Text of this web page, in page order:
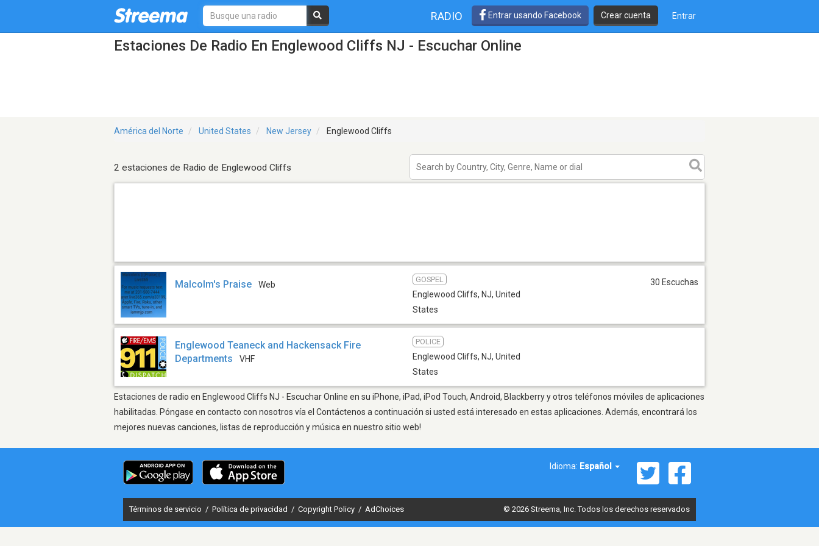
RADIO Entrar usando Facebook Crear cuenta Entrar
Estaciones De Radio En Englewood Cliffs NJ - Escuchar Online
América del Norte United States New Jersey Englewood Cliffs
2 estaciones de Radio de Englewood Cliffs
Malcolm's Praise Web
GOSPEL
Englewood Cliffs, NJ, United
States
30 Escuchas
Englewood Teaneck and Hackensack Fire
Departments
VHF
POLICE
Englewood Cliffs, NJ, United
States
Estaciones de radio en Englewood Cliffs NJ - Escuchar Online en su iPhone, iPad, iPod Touch, Android, Blackberry y otros teléfonos móviles de aplicaciones
habilitadas. Póngase en contacto con nosotros vía el Contáctenos a continuación si usted está interesado en estas aplicaciones. Además, encontrará los
mejores nuevas canciones, listas de reproducción y música en nuestro sitio web!
Idioma: Español
Términos de servicio / Política de privacidad / Copyright Policy / AdChoices © 2026 Streema, Inc. Todos los derechos reservados